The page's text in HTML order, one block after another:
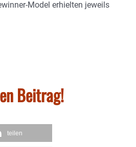
Model erhielten jeweils
Beitrag!
teilen